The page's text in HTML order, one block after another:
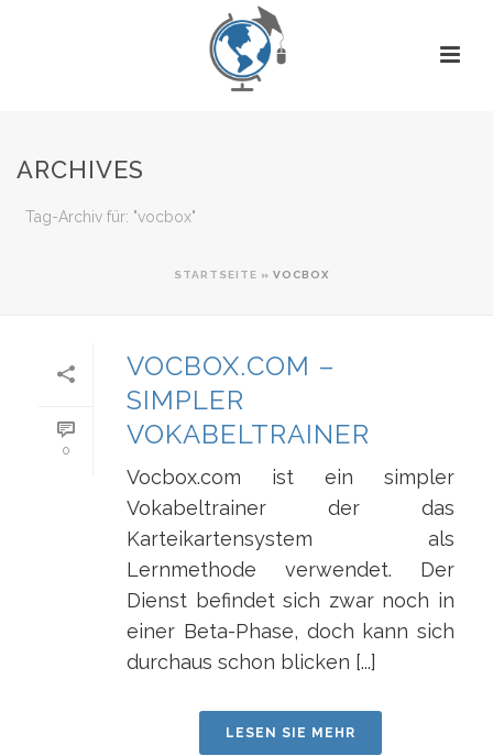
ARCHIVES
Tag-Archiv für: "vocbox"
STARTSEITE » VOCBOX
0
VOCBOX.COM –
SIMPLER
VOKABELTRAINER
Vocbox.com ist ein simpler
Vokabeltrainer der das
Karteikartensystem als
Lernmethode verwendet. Der
Dienst befindet sich zwar noch in
einer Beta-Phase, doch kann sich
durchaus schon blicken [...]
LESEN SIE MEHR